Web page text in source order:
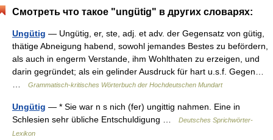
Смотреть что такое "ungütig" в других словарях:
Ungütig — Ungütig, er, ste, adj. et adv. der Gegensatz von gütig,
thätige Abneigung habend, sowohl jemandes Bestes zu befördern,
als auch in engerm Verstande, ihm Wohlthaten zu erzeigen, und
darin gegründet; als ein gelinder Ausdruck für hart u.s.f. Gegen…
Grammatisch-kritisches Wörterbuch der Hochdeutschen Mundart
Ungütig — * Sie war n s nich (fer) ungittig nahmen. Eine in
Schlesien sehr übliche Entschuldigung …
Deutsches Sprichwörter-
Lexikon